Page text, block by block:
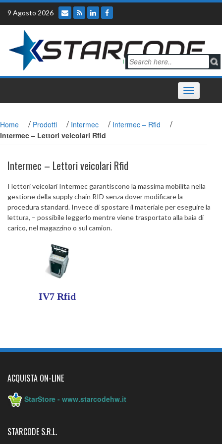
Skip
content
9 Agosto 2026
Toggle
navigation
Home / Prodotti / Intermec / Intermec – Rfid /
Intermec – Lettori veicolari Rfid
Intermec – Lettori veicolari Rfid
I lettori veicolari Intermec garantiscono la massima mobilita nella
gestione della supply chain RID senza dover modificare la
procedura standard. Invece di spostare il materiale per eseguire la
lettura, – possibile leggerlo mentre viene trasportato alla baia di
carico, nel magazzino o sul camion.
IV7 Rfid
ACQUISTA ON-LINE
StarStore - www.starcodehw.it
STARCODE S.R.L.